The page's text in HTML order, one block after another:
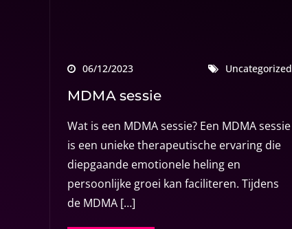
06/12/2023 Uncategorized
MDMA sessie
Wat is een MDMA sessie? Een MDMA sessie
is een unieke therapeutische ervaring die
diepgaande emotionele heling en
persoonlijke groei kan faciliteren. Tijdens
de MDMA […]